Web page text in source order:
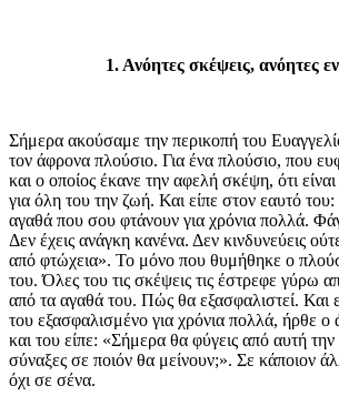
1. Ανόητες σκέψεις, ανόητες
Σήμερα ακούσαμε την περικοπή του
τον άφρονα πλούσιο. Για ένα πλούσιο, που
και ο οποίος έκανε την αφελή σκέψη, ότι
για όλη του την ζωή. Και είπε στον εαυτό
αγαθά που σου φτάνουν για χρόνια πολλά.
Δεν έχεις ανάγκη κανένα. Δεν κινδυνεύεις
από φτώχεια». Το μόνο που θυμήθηκε ο
του. Όλες του τις σκέψεις τις έστρεφε γύρω
από τα αγαθά του. Πώς θα εξασφαλιστεί. Και
του εξασφαλισμένο για χρόνια πολλά, ήρθε ο
και του είπε: «Σήμερα θα φύγεις από αυτή
σύναξες σε ποιόν θα μείνουν;». Σε κάποιον
όχι σε σένα.